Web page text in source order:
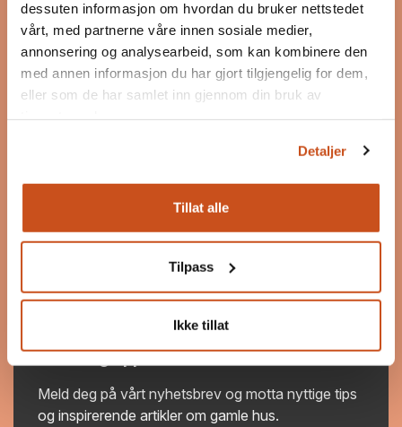
dessuten informasjon om hvordan du bruker nettstedet
vårt, med partnerne våre innen sosiale medier,
annonsering og analysearbeid, som kan kombinere den
med annen informasjon du har gjort tilgjengelig for dem,
eller som de har samlet inn gjennom din bruk av
Detaljer
Tillat alle
Tilpass
Ikke tillat
Postadresse
Postboks 7187 Majorstuen
0307 Oslo
post@byggogbevar.no
Facebook
YouTube
Hold deg oppdatert
Meld deg på vårt nyhetsbrev og motta nyttige tips
og inspirerende artikler om gamle hus.